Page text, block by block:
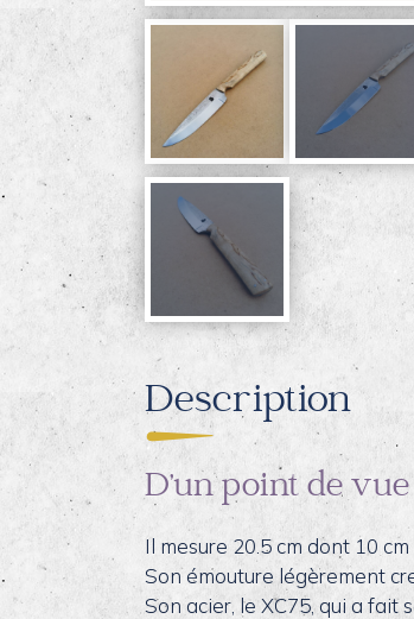
Description
D’un point de
Il mesure 20.5 cm dont 10
Son émouture légèrement
Son acier, le XC75, qui a